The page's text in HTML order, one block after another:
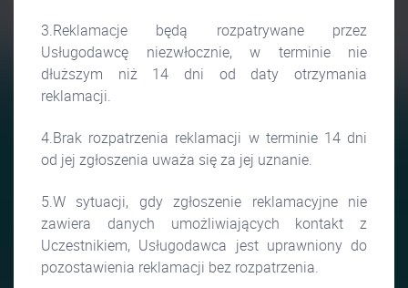
3.Reklamacje będą rozpatrywane przez
Usługodawcę niezwłocznie, w terminie nie
dłuższym niż 14 dni od daty otrzymania
reklamacji.
4.Brak rozpatrzenia reklamacji w terminie 14 dni
od jej zgłoszenia uważa się za jej uznanie.
5.W sytuacji, gdy zgłoszenie reklamacyjne nie
zawiera danych umożliwiających kontakt z
Uczestnikiem, Usługodawca jest uprawniony do
pozostawienia reklamacji bez rozpatrzenia.